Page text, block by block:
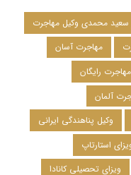
سعید محمدی وکیل مهاجرت
مهاجرت آسان
مهاجرت رایگان
آلمان
وکیل پناهندگی ایرانی
استارتاپ
ویزای تحصیلی کانادا